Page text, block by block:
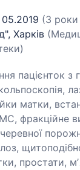
(3 роки
Харків
пацієнток з
матки,
фракційне
простати,